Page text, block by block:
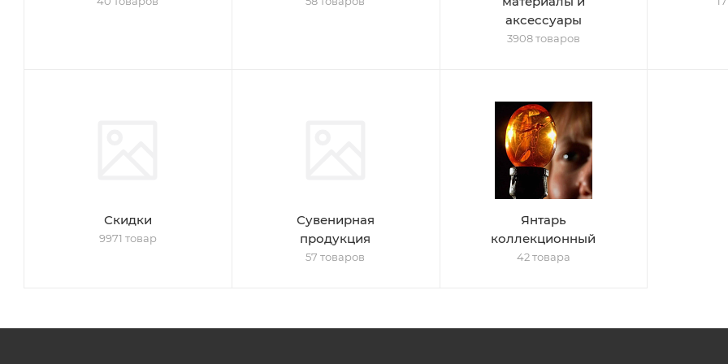
аксессуары
3908 товаров
Скидки
9971 товар
Сувенирная
продукция
57 товаров
Янтарь
коллекционный
42 товара